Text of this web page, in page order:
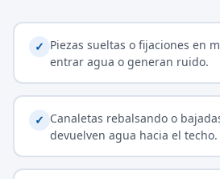
✓ Piezas sueltas o fijaciones en
entrar agua o generan ruido.
✓ Canaletas rebalsando o
devuelven agua hacia el techo.